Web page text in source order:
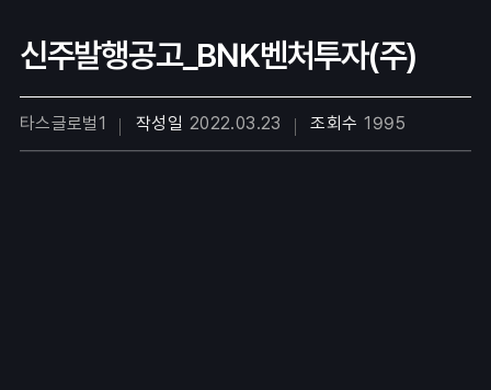
신주발행공고_BNK벤처투자(주)
타스글로벌1 작성일 2022.03.23 조회수 1995